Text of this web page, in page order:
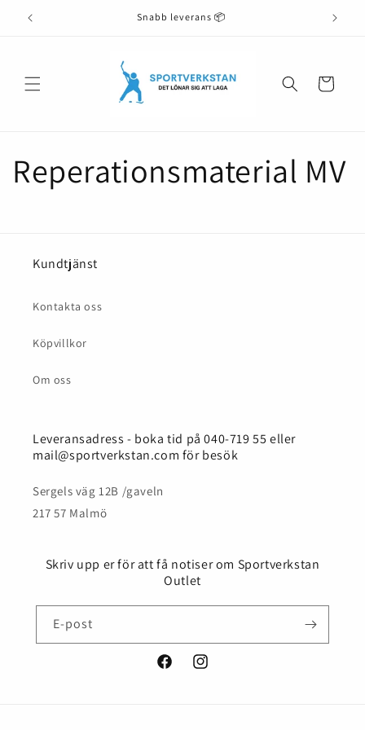
vidare
till
Snabb leverans 📦
Varukorg
Reperationsmaterial MV
Kundtjänst
Kontakta oss
Köpvillkor
Om oss
Leveransadress - boka tid på 040-719 55 eller
mail@sportverkstan.com för besök
Sergels väg 12B /gaveln
217 57 Malmö
Skriv upp er för att få notiser om Sportverkstan
Outlet
E-post
FacebookInstagram